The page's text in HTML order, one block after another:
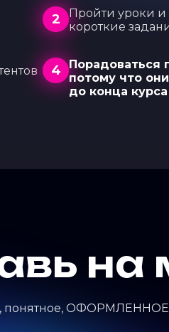
2
Пройти уроки и
короткие
4
Порадоваться
потому что
до конца курса
на
понятное, ОФОРМЛЕННОЕ